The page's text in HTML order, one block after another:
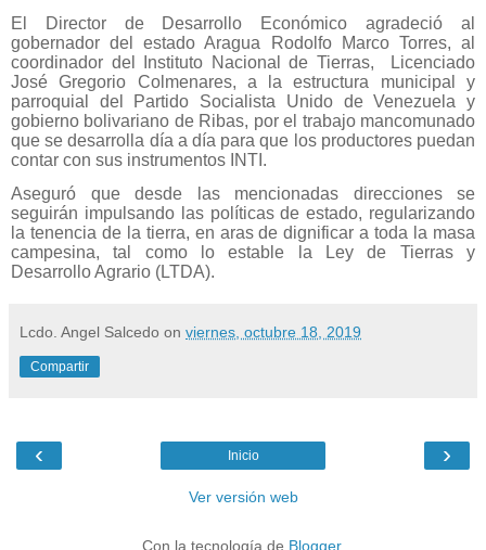
El Director de Desarrollo Económico agradeció al
gobernador del estado Aragua Rodolfo Marco Torres, al
coordinador del Instituto Nacional de Tierras, Licenciado
José Gregorio Colmenares, a la estructura municipal y
parroquial del Partido Socialista Unido de Venezuela y
gobierno bolivariano de Ribas, por el trabajo mancomunado
que se desarrolla día a día para que los productores puedan
contar con sus instrumentos INTI.
Aseguró que desde las mencionadas direcciones se
seguirán impulsando las políticas de estado, regularizando
la tenencia de la tierra, en aras de dignificar a toda la masa
campesina, tal como lo estable la Ley de Tierras y
Desarrollo Agrario (LTDA).
Lcdo. Angel Salcedo on viernes, octubre 18, 2019
Compartir
‹ ›
Inicio
Ver versión web
Con la tecnología de Blogger.